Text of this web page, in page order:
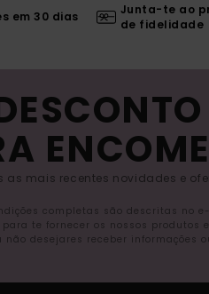
em 30 dias
Junta-te ao
de fidelidade
as mais recentes novidades e
completas são descritas no
para te fornecer os nossos
desejares receber